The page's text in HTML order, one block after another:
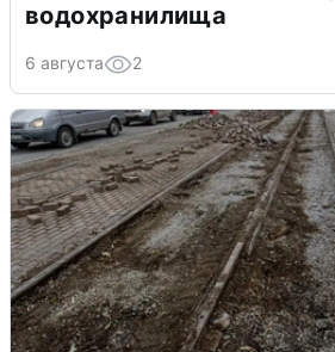
водохранилища
6 августа 2